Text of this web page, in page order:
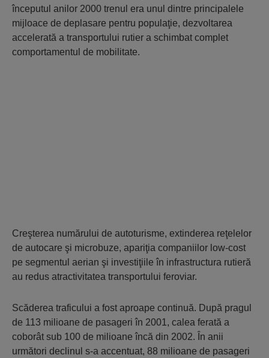
începutul anilor 2000 trenul era unul dintre principalele
mijloace de deplasare pentru populaţie, dezvoltarea
accelerată a transportului rutier a schimbat complet
comportamentul de mobilitate.
Creşterea numărului de autoturisme, extinderea reţelelor
de autocare şi microbuze, apariţia companiilor low-cost
pe segmentul aerian şi investiţiile în infrastructura rutieră
au redus atractivitatea transportului feroviar.
Scăderea traficului a fost aproape continuă. După pragul
de 113 milioane de pasageri în 2001, calea ferată a
coborât sub 100 de milioane încă din 2002. În anii
următori declinul s-a accentuat, 88 milioane de pasageri